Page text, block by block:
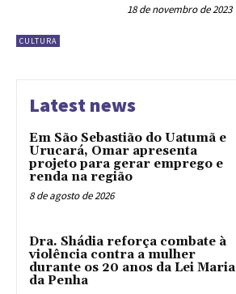
CULTURA
18 de novembro de 2023
Latest news
Em São Sebastião do Uatumã e
Urucará, Omar apresenta
projeto para gerar emprego e
renda na região
8 de agosto de 2026
Dra. Shádia reforça combate à
violência contra a mulher
durante os 20 anos da Lei Maria
da Penha